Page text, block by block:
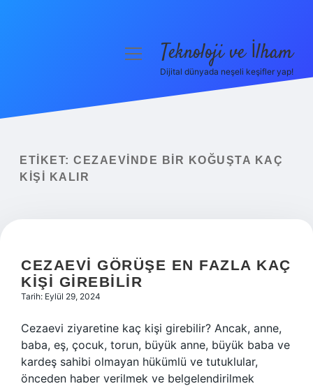
Yasal Uyarı
menüyüTeknoloji ve İlham
Dijital dünyada neşeli keşifler yap!
ETIKET: CEZAEVINDE BIR KOĞUŞTA KAÇ
KIŞI KALIR
CEZAEVI GÖRÜŞE EN FAZLA KAÇ
KIŞI GIREBILIR
Tarih: Eylül 29, 2024
Cezaevi ziyaretine kaç kişi girebilir? Ancak, anne,
baba, eş, çocuk, torun, büyük anne, büyük baba ve
kardeş sahibi olmayan hükümlü ve tutuklular,
önceden haber verilmek ve belgelendirilmek